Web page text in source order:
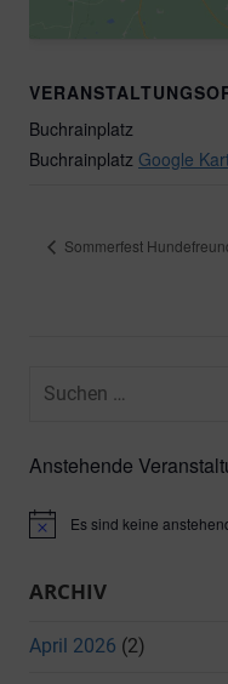
Buchrainplatz
Buchrainplatz Google
Sommerfest
Suchen
Anstehende
HinweisEs sind keine
ARCHIV
April 2026 (2)